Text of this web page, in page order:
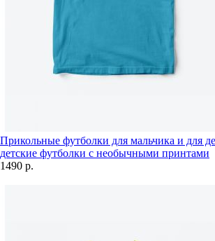
Прикольные футболки для мальчика и для
детские футболки с необычными принтами
1490 р.